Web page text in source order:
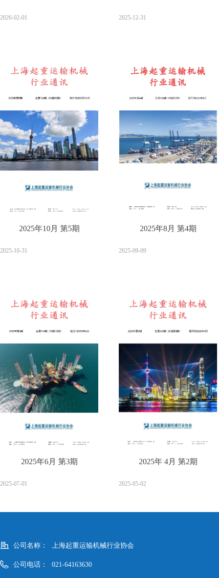
2026-02-01 2025-12-31
2025年10月 第5期
2025-10-31
2025年8月 第4期
2025-09-09
2025年6月 第3期
2025-07-01
2025年 4月 第2期
2025-05-02
上一页 1 2 3
公司名称： 上海起重运输机械行业协会
公司电话： 021-64163630